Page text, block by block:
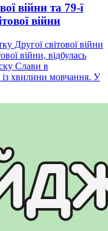
війни та 79-ї
війни
Другої світової війни
війни, відбулась
Слави в
хвилини мовчання. У